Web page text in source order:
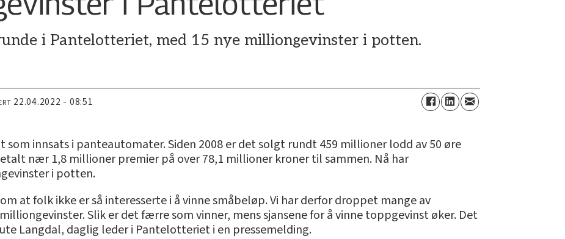
i Pantelotteriet, med 15 nye milliongevinster i potten.
22.04.2022 - 08:51
innsats i panteautomater. Siden 2008 er det solgt rundt 459 millioner lodd av 50 øre
nær 1,8 millioner premier på over 78,1 millioner kroner til sammen. Nå har
i potten.
at folk ikke er så interesserte i å vinne småbeløp. Vi har derfor droppet mange av
Slik er det færre som vinner, mens sjansene for å vinne toppgevinst øker. Det
Langdal, daglig leder i Pantelotteriet i en pressemelding.